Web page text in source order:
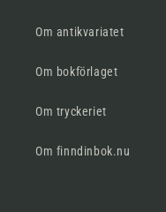
Om antikvariatet
Om bokförlaget
Om tryckeriet
Om finndinbok.nu